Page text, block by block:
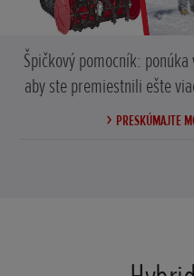
Špičkový pomocník:
aby ste premiestnili ešte
PRESKÚMAJTE